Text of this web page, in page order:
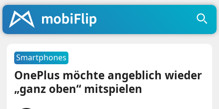
Smartphones
OnePlus möchte angeblich wieder
„ganz oben“ mitspielen